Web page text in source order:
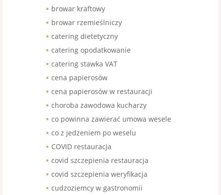
browar kraftowy
browar rzemieślniczy
catering dietetyczny
catering opodatkowanie
catering stawka VAT
cena papierosów
cena papierosów w restauracji
choroba zawodowa kucharzy
co powinna zawierać umowa wesele
co z jedzeniem po weselu
COVID restauracja
covid szczepienia restauracja
covid szczepienia weryfikacja
cudzoziemcy w gastronomii